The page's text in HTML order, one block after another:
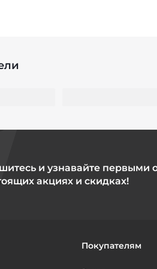
и узнавайте первыми
акциях и скидках!
Покупателям